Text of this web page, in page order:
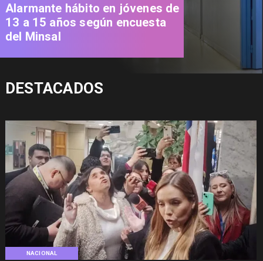
NACIONAL
Alarmante hábito en jóvenes de
13 a 15 años según encuesta
del Minsal
DESTACADOS